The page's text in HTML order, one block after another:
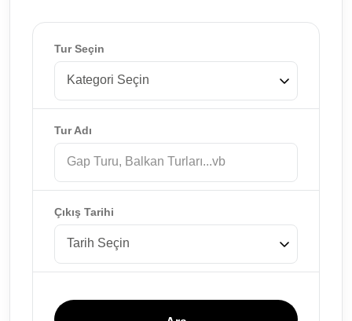
Tur Seçin
Tur Adı
Çıkış Tarihi